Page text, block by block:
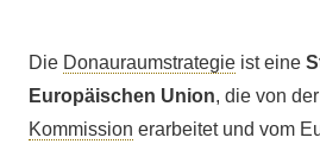
Die Donauraumstrategie ist eine
Europäischen Union, die von der
Kommission erarbeitet und vom